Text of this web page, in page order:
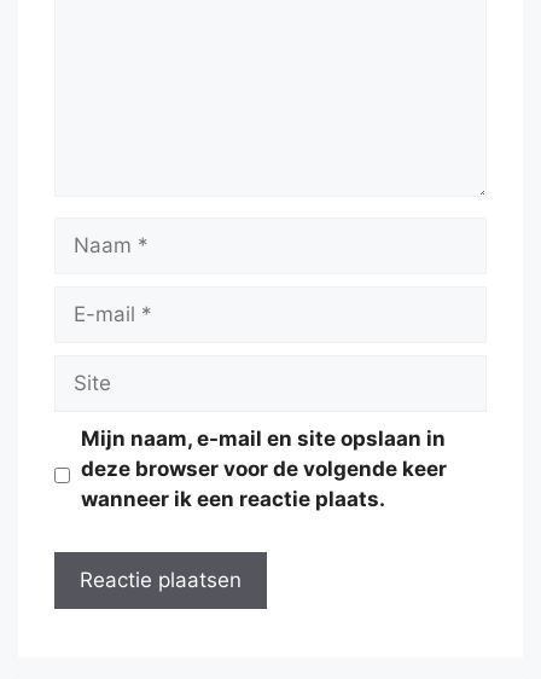
Naam
Site
Mijn naam, e-mail en site opslaan in
deze browser voor de volgende keer
wanneer ik een reactie plaats.